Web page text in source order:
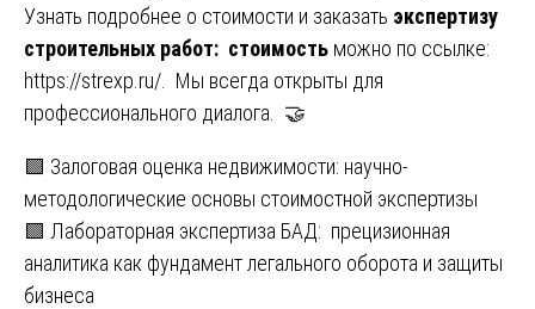
Узнать подробнее о стоимости и заказать экспертизу
строительных работ: стоимость можно по ссылке:
https://strexp.ru/ . Мы всегда открыты для
профессионального диалога. 🤝
Навигация
по
записям
🟩 Залоговая оценка недвижимости: научно-
методологические основы стоимостной экспертизы
🟩 Лабораторная экспертиза БАД: прецизионная
аналитика как фундамент легального оборота и защиты
бизнеса